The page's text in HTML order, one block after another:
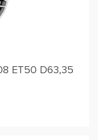
ET50 D63,35